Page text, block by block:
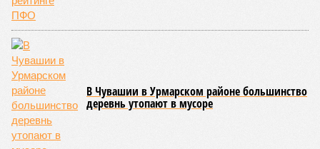
В Чувашии в Урмарском районе большинство
деревнь утопают в мусоре